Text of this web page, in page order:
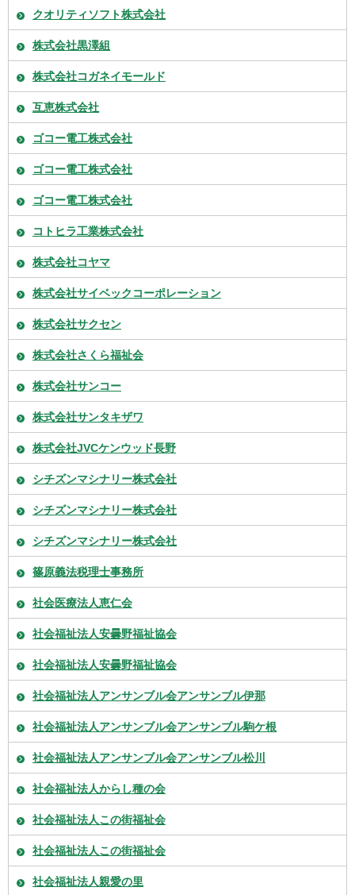
クオリティソフト株式会社
株式会社黒澤組
株式会社コガネイモールド
互恵株式会社
ゴコー電工株式会社
ゴコー電工株式会社
ゴコー電工株式会社
コトヒラ工業株式会社
株式会社コヤマ
株式会社サイベックコーポレーション
株式会社サクセン
株式会社さくら福祉会
株式会社サンコー
株式会社サンタキザワ
株式会社JVCケンウッド長野
シチズンマシナリー株式会社
シチズンマシナリー株式会社
シチズンマシナリー株式会社
篠原義法税理士事務所
社会医療法人恵仁会
社会福祉法人安曇野福祉協会
社会福祉法人安曇野福祉協会
社会福祉法人アンサンブル会アンサンブル伊那
社会福祉法人アンサンブル会アンサンブル駒ケ根
社会福祉法人アンサンブル会アンサンブル松川
社会福祉法人からし種の会
社会福祉法人この街福祉会
社会福祉法人この街福祉会
社会福祉法人親愛の里